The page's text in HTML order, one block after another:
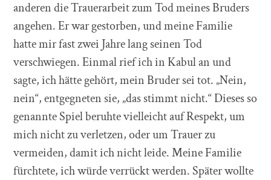
anderen die Trauerarbeit zum Tod meines Bruders
angehen. Er war gestorben, und meine Familie
hatte mir fast zwei Jahre lang seinen Tod
verschwiegen. Einmal rief ich in Kabul an und
sagte, ich hätte gehört, mein Bruder sei tot. „Nein,
nein“, entgegneten sie, „das stimmt nicht.“ Dieses so
genannte Spiel beruhte vielleicht auf Respekt, um
mich nicht zu verletzen, oder um Trauer zu
vermeiden, damit ich nicht leide. Meine Familie
fürchtete, ich würde verrückt werden. Später wollte